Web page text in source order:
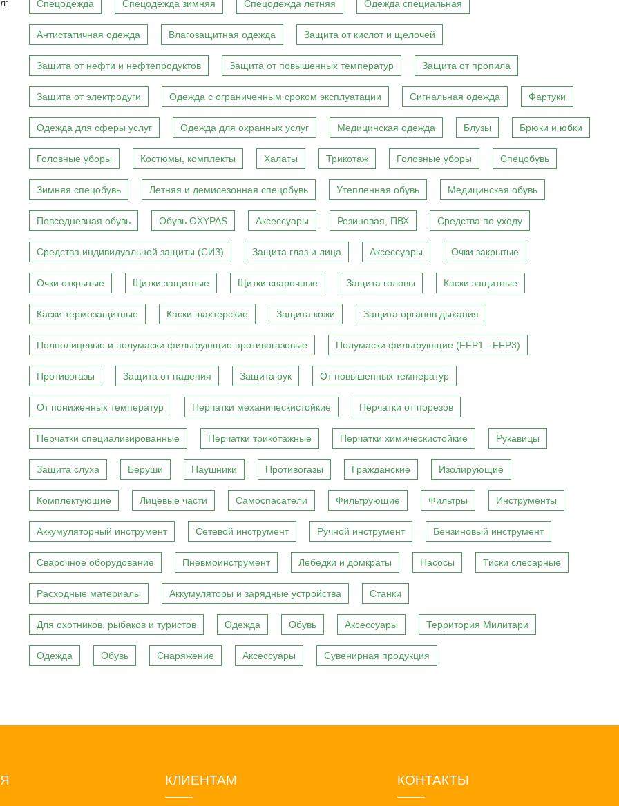
Спецодежда Спецодежда зимняя Спецодежда летняя Одежда специальная
Антистатичная одежда Влагозащитная одежда Защита от кислот и щелочей
Защита от нефти и нефтепродуктов Защита от повышенных температур Защита от пропила
Защита от электродуги Одежда с ограниченным сроком эксплуатации Сигнальная одежда Фартуки
Одежда для сферы услуг Одежда для охранных услуг Медицинская одежда Блузы Брюки и юбки
Головные уборы Костюмы, комплекты Халаты Трикотаж Головные уборы Спецобувь
Зимняя спецобувь Летняя и демисезонная спецобувь Утепленная обувь Медицинская обувь
Повседневная обувь Обувь OXYPAS Аксессуары Резиновая, ПВХ Средства по уходу
Средства индивидуальной защиты (СИЗ) Защита глаз и лица Аксессуары Очки закрытые
Очки открытые Щитки защитные Щитки сварочные Защита головы Каски защитные
Каски термозащитные Каски шахтерские Защита кожи Защита органов дыхания
Полнолицевые и полумаски фильтрующие противогазовые Полумаски фильтрующие (FFP1 - FFP3)
Противогазы Защита от падения Защита рук От повышенных температур
От пониженных температур Перчатки механическистойкие Перчатки от порезов
Перчатки специализированные Перчатки трикотажные Перчатки химическистойкие Рукавицы
Защита слуха Беруши Наушники Противогазы Гражданские Изолирующие
Комплектующие Лицевые части Самоспасатели Фильтрующие Фильтры Инструменты
Аккумуляторный инструмент Сетевой инструмент Ручной инструмент Бензиновый инструмент
Сварочное оборудование Пневмоинструмент Лебедки и домкраты Насосы Тиски слесарные
Расходные материалы Аккумуляторы и зарядные устройства Станки
Для охотников, рыбаков и туристов Одежда Обувь Аксессуары Территория Милитари
Одежда Обувь Снаряжение Аксессуары Сувенирная продукция
КЛИЕНТАМ КОНТАКТЫ